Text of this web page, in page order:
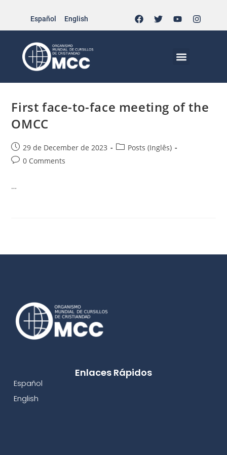
Español English
activity-gapcc
activity-gapcc
First face-to-face meeting of the
OMCC
29 de December de 2023
Posts (Inglês)
0 Comments
…
Enlaces Rápidos
Español
English